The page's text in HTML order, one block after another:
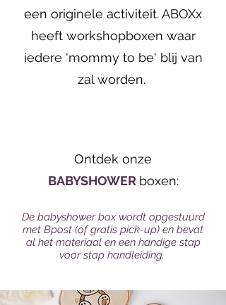
een originele activiteit. ABOXx
heeft workshopboxen waar
iedere 'mommy to be' blij van
zal worden.
Ontdek onze
BABYSHOWER boxen:
De babyshower box wordt opgestuurd
met Bpost (of gratis pick-up) en bevat
al het materiaal en een handige stap
voor stap handleiding.